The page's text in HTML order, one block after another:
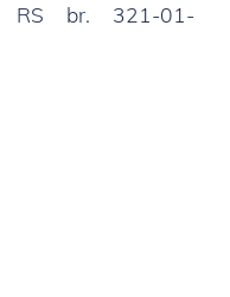
RS br. 321-01-